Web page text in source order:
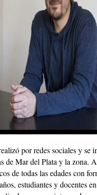
por redes sociales y se
de Mar del Plata y la zona.
de todas las edades con
estudiantes y docentes